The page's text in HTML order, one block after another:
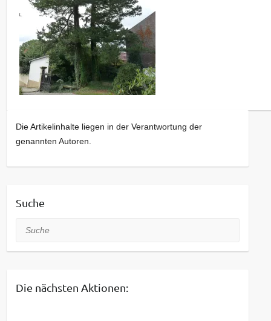
Die Artikelinhalte liegen in der Verantwortung der
genannten Autoren.
Suche
Suche
Die nächsten Aktionen: